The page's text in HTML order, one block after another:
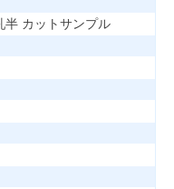
半 カットサンプル